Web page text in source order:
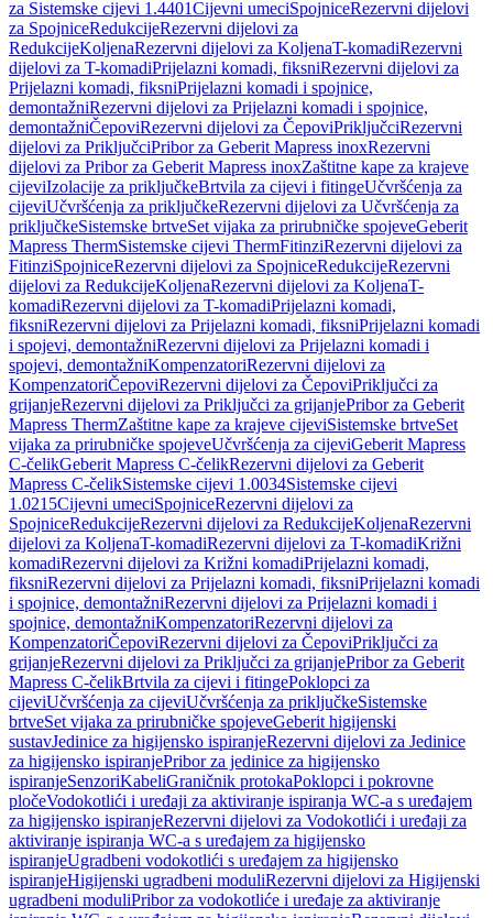
za Sistemske cijevi 1.4401Cijevni umeciSpojniceRezervni dijelovi
za SpojniceRedukcijeRezervni dijelovi za
RedukcijeKoljenaRezervni dijelovi za KoljenaT-komadiRezervni
dijelovi za T-komadiPrijelazni komadi, fiksniRezervni dijelovi za
Prijelazni komadi, fiksniPrijelazni komadi i spojnice,
demontažniRezervni dijelovi za Prijelazni komadi i spojnice,
demontažniČepoviRezervni dijelovi za ČepoviPriključciRezervni
dijelovi za PriključciPribor za Geberit Mapress inoxRezervni
dijelovi za Pribor za Geberit Mapress inoxZaštitne kape za krajeve
cijeviIzolacije za priključkeBrtvila za cijevi i fitingeUčvršćenja za
cijeviUčvršćenja za priključkeRezervni dijelovi za Učvršćenja za
priključkeSistemske brtveSet vijaka za prirubničke spojeveGeberit
Mapress ThermSistemske cijevi ThermFitinziRezervni dijelovi za
FitinziSpojniceRezervni dijelovi za SpojniceRedukcijeRezervni
dijelovi za RedukcijeKoljenaRezervni dijelovi za KoljenaT-
komadiRezervni dijelovi za T-komadiPrijelazni komadi,
fiksniRezervni dijelovi za Prijelazni komadi, fiksniPrijelazni komadi
i spojevi, demontažniRezervni dijelovi za Prijelazni komadi i
spojevi, demontažniKompenzatoriRezervni dijelovi za
KompenzatoriČepoviRezervni dijelovi za ČepoviPriključci za
grijanjeRezervni dijelovi za Priključci za grijanjePribor za Geberit
Mapress ThermZaštitne kape za krajeve cijeviSistemske brtveSet
vijaka za prirubničke spojeveUčvršćenja za cijeviGeberit Mapress
C-čelikGeberit Mapress C-čelikRezervni dijelovi za Geberit
Mapress C-čelikSistemske cijevi 1.0034Sistemske cijevi
1.0215Cijevni umeciSpojniceRezervni dijelovi za
SpojniceRedukcijeRezervni dijelovi za RedukcijeKoljenaRezervni
dijelovi za KoljenaT-komadiRezervni dijelovi za T-komadiKrižni
komadiRezervni dijelovi za Križni komadiPrijelazni komadi,
fiksniRezervni dijelovi za Prijelazni komadi, fiksniPrijelazni komadi
i spojnice, demontažniRezervni dijelovi za Prijelazni komadi i
spojnice, demontažniKompenzatoriRezervni dijelovi za
KompenzatoriČepoviRezervni dijelovi za ČepoviPriključci za
grijanjeRezervni dijelovi za Priključci za grijanjePribor za Geberit
Mapress C-čelikBrtvila za cijevi i fitingePoklopci za
cijeviUčvršćenja za cijeviUčvršćenja za priključkeSistemske
brtveSet vijaka za prirubničke spojeveGeberit higijenski
sustavJedinice za higijensko ispiranjeRezervni dijelovi za Jedinice
za higijensko ispiranjePribor za jedinice za higijensko
ispiranjeSenzoriKabeliGraničnik protokaPoklopci i pokrovne
pločeVodokotlići i uređaji za aktiviranje ispiranja WC-a s uređajem
za higijensko ispiranjeRezervni dijelovi za Vodokotlići i uređaji za
aktiviranje ispiranja WC-a s uređajem za higijensko
ispiranjeUgradbeni vodokotlići s uređajem za higijensko
ispiranjeHigijenski ugradbeni moduliRezervni dijelovi za Higijenski
ugradbeni moduliPribor za vodokotliće i uređaje za aktiviranje